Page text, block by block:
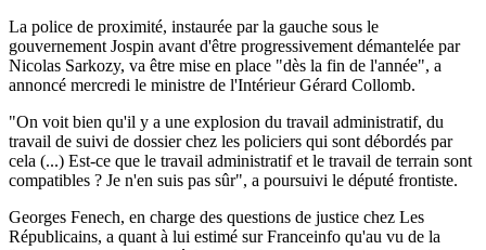
La police de proximité, instaurée par la gauche sous le
gouvernement Jospin avant d'être progressivement démantelée par
Nicolas Sarkozy, va être mise en place "dès la fin de l'année", a
annoncé mercredi le ministre de l'Intérieur Gérard Collomb.
"On voit bien qu'il y a une explosion du travail administratif, du
travail de suivi de dossier chez les policiers qui sont débordés par
cela (...) Est-ce que le travail administratif et le travail de terrain sont
compatibles ? Je n'en suis pas sûr", a poursuivi le député frontiste.
Georges Fenech, en charge des questions de justice chez Les
Républicains, a quant à lui estimé sur Franceinfo qu'au vu de la